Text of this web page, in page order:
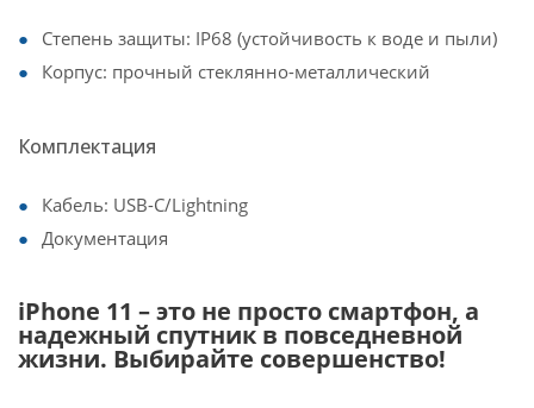
Степень защиты: IP68 (устойчивость к воде и пыли)
Корпус: прочный стеклянно-металлический
Комплектация
Кабель: USB-C/Lightning
Документация
iPhone 11 – это не просто смартфон, а
надежный спутник в повседневной
жизни. Выбирайте совершенство!